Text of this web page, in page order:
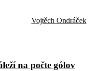
Vojtěch Ondráček
na počte gólov